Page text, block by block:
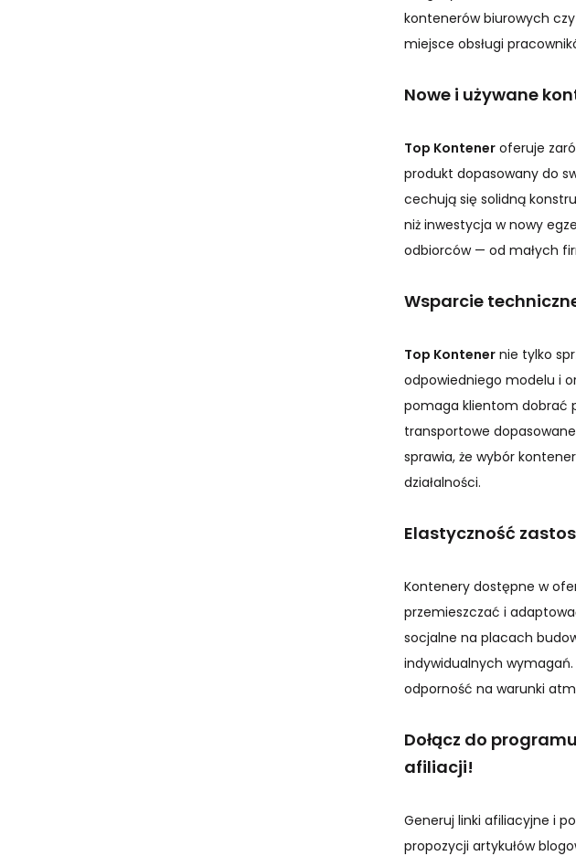
kontenerów biurowych
miejsce obsługi
Nowe i używane
Top Kontener oferuje
produkt dopasowany do
cechują się solidną
niż inwestycja w nowy
odbiorców — od małych
Wsparcie
Top Kontener nie tylko
odpowiedniego modelu i
pomaga klientom dobrać
transportowe
sprawia, że wybór
działalności.
Elastyczność
Kontenery dostępne w
przemieszczać i
socjalne na placach
indywidualnych
odporność na warunki
Dołącz do
afiliacji!
Generuj linki afiliacyjne i
propozycji artykułów